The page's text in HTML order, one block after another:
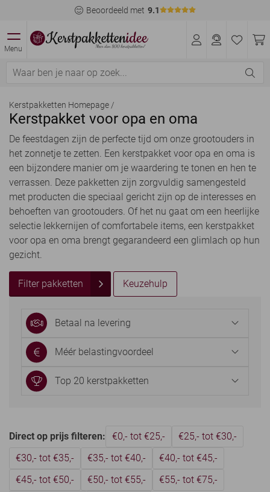
Beoordeeld met 9.1
Menu
Kerstpakketten Homepage /
Kerstpakket voor opa en oma
De feestdagen zijn de perfecte tijd om onze grootouders in
het zonnetje te zetten. Een kerstpakket voor opa en oma is
een bijzondere manier om je waardering te tonen en hen te
verrassen. Deze pakketten zijn zorgvuldig samengesteld
met producten die speciaal gericht zijn op de interesses en
behoeften van grootouders. Of het nu gaat om een heerlijke
selectie lekkernijen of comfortabele items, een kerstpakket
voor opa en oma brengt gegarandeerd een glimlach op hun
gezicht.
Filter pakketten Keuzehulp
Betaal na levering
Méér belastingvoordeel
Top 20 kerstpakketten
Direct op prijs filteren: €0,- tot €25,-
€25,- tot €30,-
€30,- tot €35,-
€35,- tot €40,-
€40,- tot €45,-
€45,- tot €50,-
€50,- tot €55,-
€55,- tot €75,-